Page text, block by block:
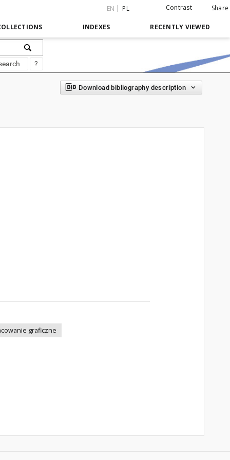
EN PL Contrast Share
INDEXES RECENTLY VIEWED
?
Download bibliography description
graficzne